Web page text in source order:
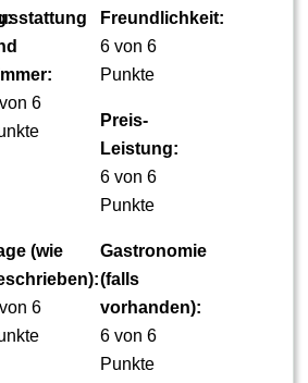
6
Freundlichkeit:
6 von 6
Punkte
Preis-
Leistung:
6 von 6
Punkte
(wie
6
Gastronomie
(falls
vorhanden):
6 von 6
Punkte